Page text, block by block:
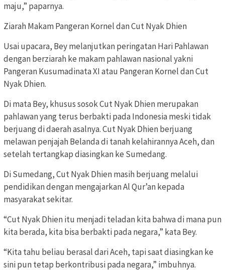
maju,” paparnya.
Ziarah Makam Pangeran Kornel dan Cut Nyak Dhien
Usai upacara, Bey melanjutkan peringatan Hari Pahlawan
dengan berziarah ke makam pahlawan nasional yakni
Pangeran Kusumadinata XI atau Pangeran Kornel dan Cut
Nyak Dhien.
Di mata Bey, khusus sosok Cut Nyak Dhien merupakan
pahlawan yang terus berbakti pada Indonesia meski tidak
berjuang di daerah asalnya. Cut Nyak Dhien berjuang
melawan penjajah Belanda di tanah kelahirannya Aceh, dan
setelah tertangkap diasingkan ke Sumedang.
Di Sumedang, Cut Nyak Dhien masih berjuang melalui
pendidikan dengan mengajarkan Al Qur’an kepada
masyarakat sekitar.
“Cut Nyak Dhien itu menjadi teladan kita bahwa di mana pun
kita berada, kita bisa berbakti pada negara,” kata Bey.
“Kita tahu beliau berasal dari Aceh, tapi saat diasingkan ke
sini pun tetap berkontribusi pada negara,” imbuhnya.